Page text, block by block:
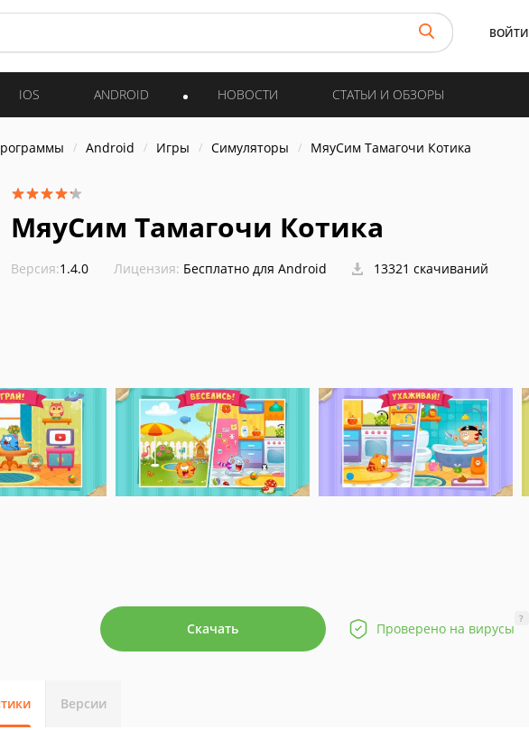
ВОЙТИ
IOS ANDROID НОВОСТИ СТАТЬИ И ОБЗОРЫ
Android Игры Симуляторы МяуСим Тамагочи Котика
МяуСим Тамагочи Котика
Версия:1.4.0 Лицензия: Бесплатно для Android 13321 скачиваний
Скачать Проверено на вирусы
?
Версии